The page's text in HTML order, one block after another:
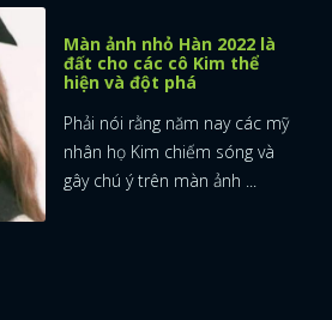
Màn ảnh nhỏ Hàn 2022 là
đất cho các cô Kim thể
hiện và đột phá
Phải nói rằng năm nay các mỹ
nhân họ Kim chiếm sóng và
gây chú ý trên màn ảnh ...